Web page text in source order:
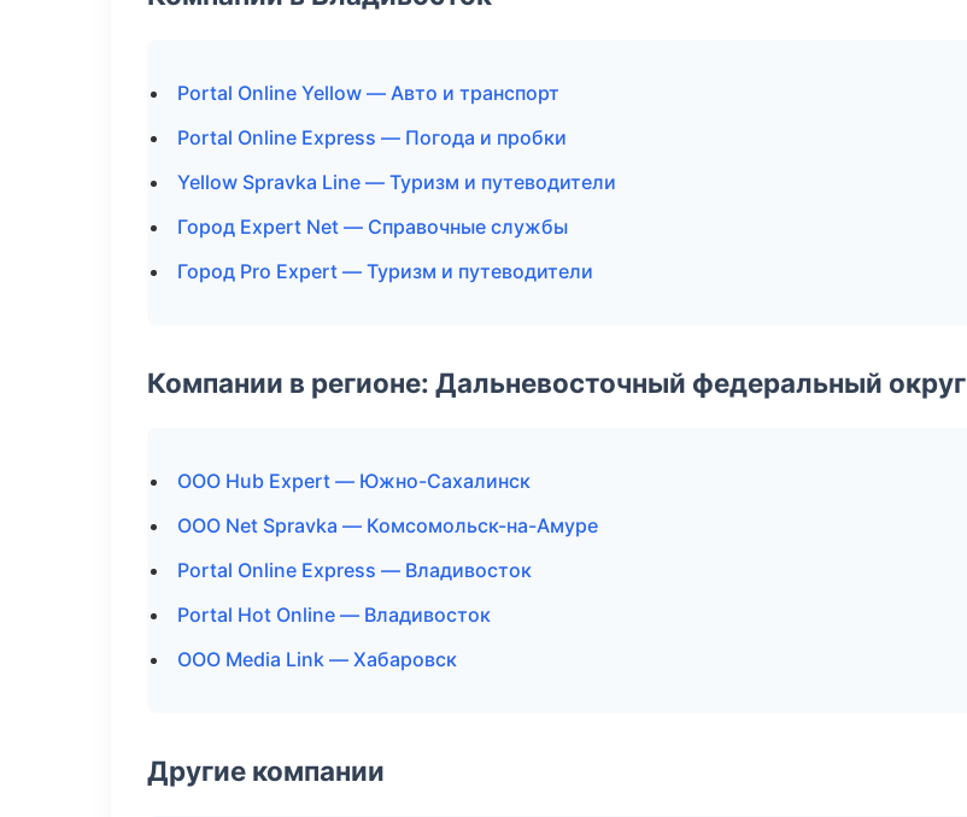
Portal Online Yellow — Авто и транспорт
Portal Online Express — Погода и пробки
Yellow Spravka Line — Туризм и путеводители
Город Expert Net — Справочные службы
Город Pro Expert — Туризм и путеводители
Компании в регионе: Дальневосточный федеральный округ
ООО Hub Expert — Южно-Сахалинск
ООО Net Spravka — Комсомольск-на-Амуре
Portal Online Express — Владивосток
Portal Hot Online — Владивосток
ООО Media Link — Хабаровск
Другие компании